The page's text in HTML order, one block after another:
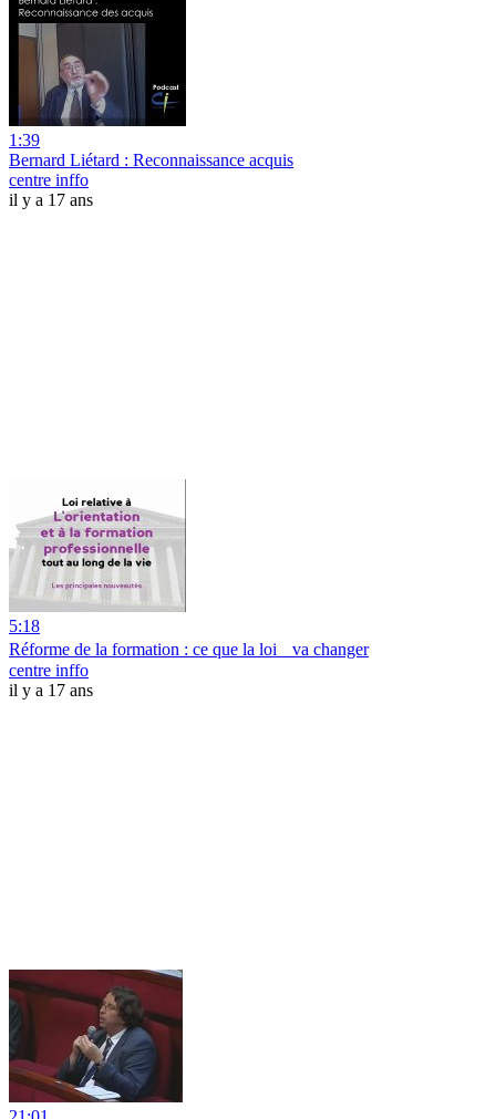
1:39
Bernard Liétard : Reconnaissance acquis
centre inffo
il y a 17 ans
5:18
Réforme de la formation : ce que la loi va changer
centre inffo
il y a 17 ans